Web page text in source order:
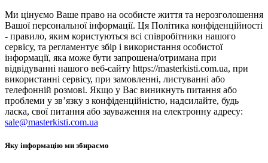
Ми цінуємо Ваше право на особисте життя та нерозголошення
Вашої персональної інформації. Ця Політика конфіденційності
- правило, яким користуються всі співробітники нашого
сервісу, та регламентує збір і використання особистої
інформації, яка може бути запрошена/отримана при
відвідуванні нашого веб-сайту https://masterkisti.com.ua, при
використанні сервісу, при замовленні, листуванні або
телефонній розмові. Якщо у Вас виникнуть питання або
проблеми у зв’язку з конфіденційністю, надсилайте, будь
ласка, свої питання або зауваження на електронну адресу:
sale@masterkisti.com.ua
Яку інформацію ми збираємо